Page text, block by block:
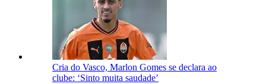
Cria do Vasco, Marlon Gomes se declara ao
clube: ‘Sinto muita saudade’